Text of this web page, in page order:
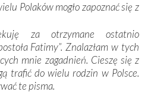
przynosi pomyślność –
Odstępstwo owocuje
Te uniwersalne prawdy
słuchaliśmy opowieści
monarchach i wodzach,
losach grzesznych
Polaków mogło zapoznać się z
za otrzymane ostatnio
Fatimy”. Znalazłam w tych
mnie zagadnień. Cieszę się z
trafić do wielu rodzin w Polsce.
te pisma.